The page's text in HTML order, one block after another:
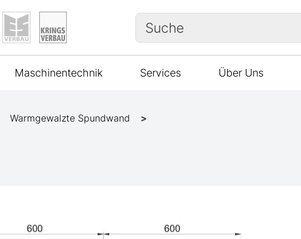
Suche
Maschinentechnik Services Über Uns
Warmgewalzte Spundwand